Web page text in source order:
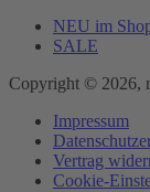
NEU im
SALE
Copyright © 2026,
Impressum
Vertrag
Cookie-